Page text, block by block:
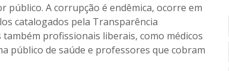
A corrupção é endêmica, ocorre em
catalogados pela Transparência
profissionais liberais, como médicos
público de saúde e professores que cobram